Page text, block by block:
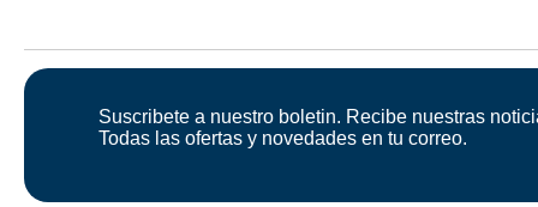
Suscribete a nuestro boletin. Recibe nuestras
Todas las ofertas y novedades en tu correo.